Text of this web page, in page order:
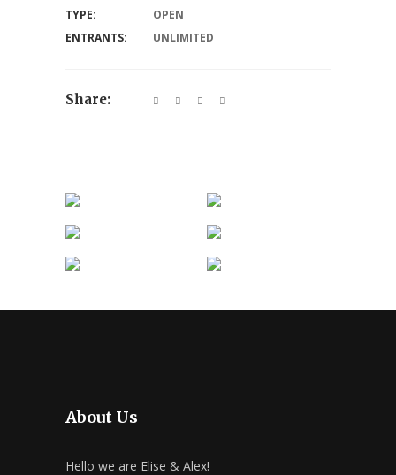
TYPE:
OPEN
ENTRANTS:
UNLIMITED
Share:
About Us
Hello we are Elise & Alex!